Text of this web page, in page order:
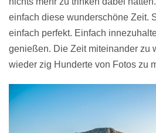
einfach diese wunderschöne Zeit.
einfach perfekt. Einfach
genießen. Die Zeit miteinander zu
wieder zig Hunderte von Fotos zu